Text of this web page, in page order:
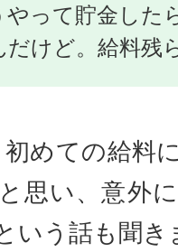
やって貯金した
だけど。給料残
めての給料
思い、意外
いう話も聞き